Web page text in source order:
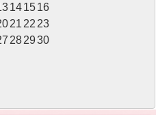
141516
21 22 23
282930